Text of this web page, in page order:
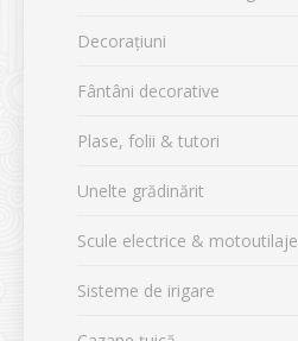
Decorațiuni
Fântâni decorative
Plase, folii & tutori
Unelte grădinărit
Scule electrice & motoutilaje
Sisteme de irigare